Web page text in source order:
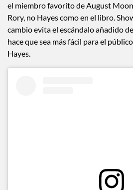
el miembro favorito de August
Rory, no Hayes como en el libro.
cambio evita el escándalo añadido
hace que sea más fácil para el
Hayes.